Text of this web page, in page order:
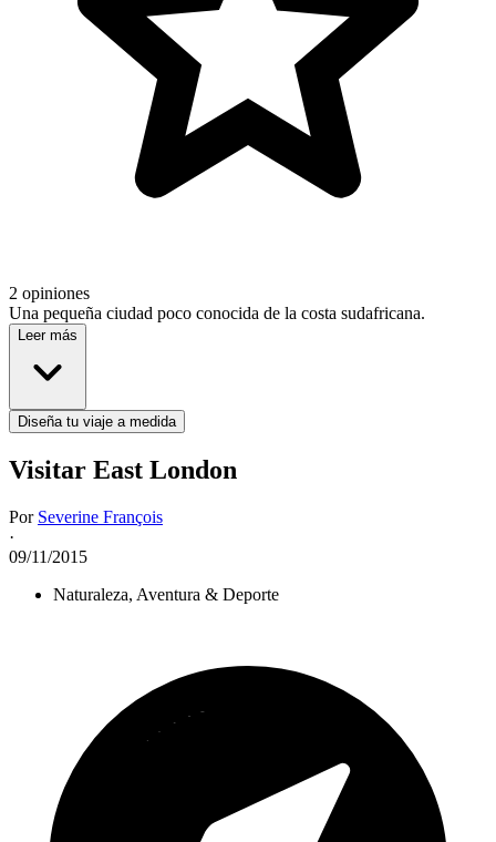
2 opiniones
Una pequeña ciudad poco conocida de la costa sudafricana.
Leer más
Diseña tu viaje a medida
Visitar East London
Por Severine François
·
09/11/2015
Naturaleza, Aventura & Deporte